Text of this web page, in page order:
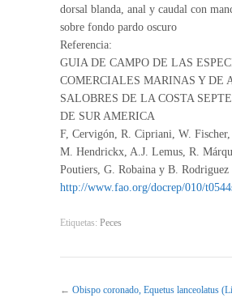
dorsal blanda, anal y caudal con
sobre fondo pardo oscuro
Referencia:
GUIA DE CAMPO DE LAS
COMERCIALES MARINAS Y DE
SALOBRES DE LA COSTA
DE SUR AMERICA
F, Cervigón, R. Cipriani, W.
M. Hendrickx, A.J. Lemus, R.
Poutiers, G. Robaina y B. Rodriguez
http://www.fao.org/docrep/010/
Etiquetas: Peces
← Obispo coronado, Equetus lanceolatus